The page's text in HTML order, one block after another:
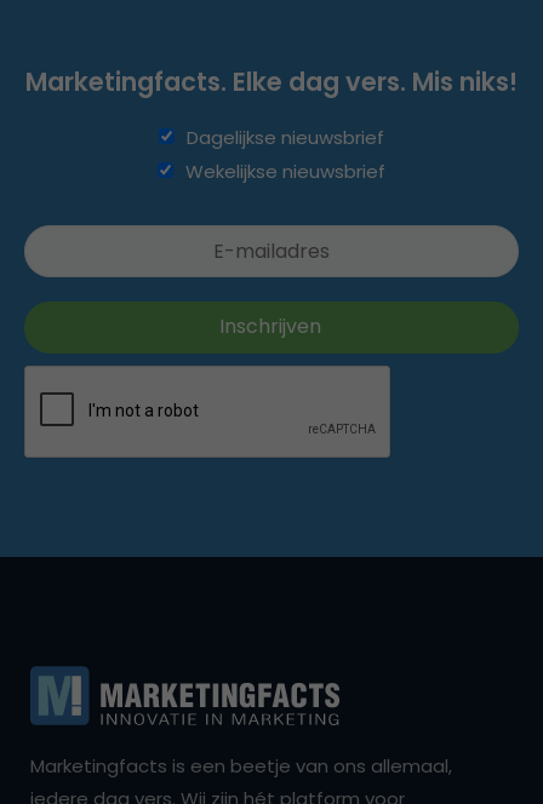
Marketingfacts. Elke dag vers. Mis niks!
Dagelijkse nieuwsbrief
Wekelijkse nieuwsbrief
Marketingfacts is een beetje van ons allemaal,
iedere dag vers. Wij zijn hét platform voor